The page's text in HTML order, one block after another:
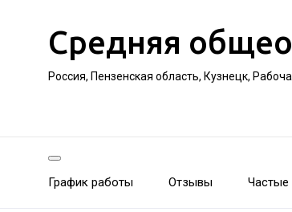
Средняя
Россия, Пензенская область, Кузнецк,
График работы Отзывы Частые